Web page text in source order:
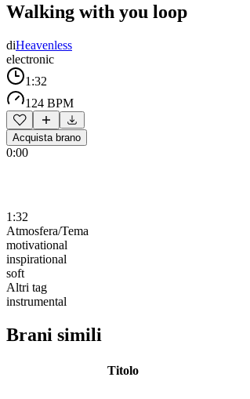
Walking with you loop
diHeavenless
electronic
1:32
124 BPM
Acquista brano
0:00
1:32
Atmosfera/Tema
motivational
inspirational
soft
Altri tag
instrumental
Brani simili
Titolo